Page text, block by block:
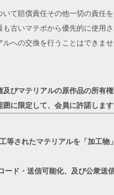
て賠償責任その他一切の責任を
古いマテポから優先的に使用さ
への交換を行うことはできませ
マテリアルの原作品の所有
限定して、会員に許諾しま
されたマテリアルを「加工物
ド・送信可能化、及び公衆送